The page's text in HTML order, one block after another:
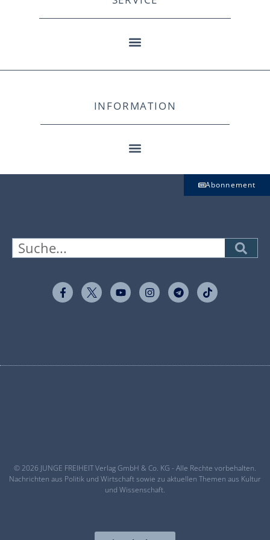
INFORMATION
Abonnement
© 2026 JUNGE FREIHEIT Verlag GmbH & Co. KG - Alle Rechte vorbehalten.
Nachrichten aus Politik und Wirtschaft sowie zu aktuellen Themen aus Kultur
und Wissenschaft.